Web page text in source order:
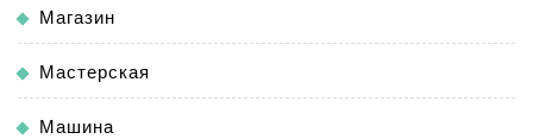
Магазин
Мастерская
Машина